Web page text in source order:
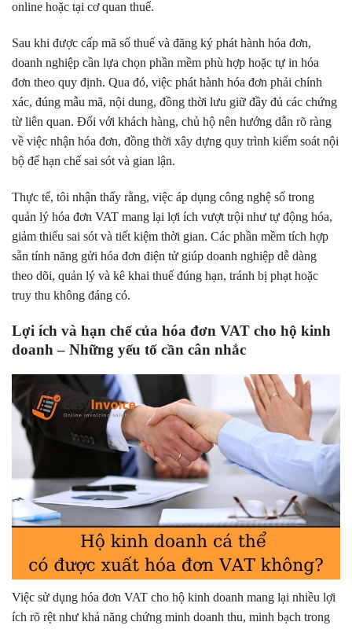
online hoặc tại cơ quan thuế.
Sau khi được cấp mã số thuế và đăng ký phát hành hóa đơn,
doanh nghiệp cần lựa chọn phần mềm phù hợp hoặc tự in hóa
đơn theo quy định. Qua đó, việc phát hành hóa đơn phải chính
xác, đúng mẫu mã, nội dung, đồng thời lưu giữ đầy đủ các chứng
từ liên quan. Đối với khách hàng, chủ hộ nên hướng dẫn rõ ràng
về việc nhận hóa đơn, đồng thời xây dựng quy trình kiểm soát nội
bộ để hạn chế sai sót và gian lận.
Thực tế, tôi nhận thấy rằng, việc áp dụng công nghệ số trong
quản lý hóa đơn VAT mang lại lợi ích vượt trội như tự động hóa,
giảm thiểu sai sót và tiết kiệm thời gian. Các phần mềm tích hợp
sẵn tính năng gửi hóa đơn điện tử giúp doanh nghiệp dễ dàng
theo dõi, quản lý và kê khai thuế đúng hạn, tránh bị phạt hoặc
truy thu không đáng có.
Lợi ích và hạn chế của hóa đơn VAT cho hộ kinh
doanh – Những yếu tố cần cân nhắc
Việc sử dụng hóa đơn VAT cho hộ kinh doanh mang lại nhiều lợi
ích rõ rệt như khả năng chứng minh doanh thu, minh bạch trong